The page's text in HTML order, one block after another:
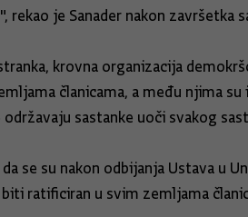
rekao je Sanader nakon završetka
krovna organizacija
članicama, a među njima
sastanke uoči svakog
da se su nakon odbijanja Ustava u
ratificiran u svim zemljama